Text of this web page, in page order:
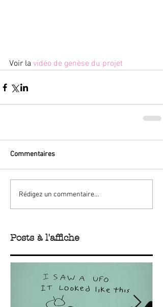
Voir la vidéo de genèse du projet
Commentaires
Rédigez un commentaire...
Posts à l'affiche